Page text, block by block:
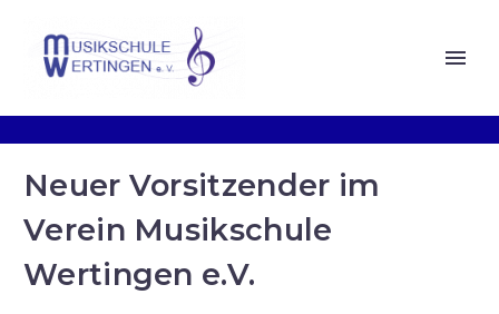
Neuer Vorsitzender im
Verein Musikschule
Wertingen e.V.